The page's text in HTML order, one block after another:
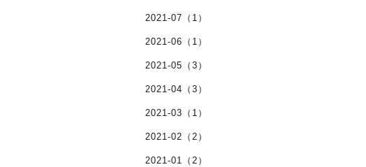
2021-07（1）
2021-06（1）
2021-05（3）
2021-04（3）
2021-03（1）
2021-02（2）
2021-01（2）